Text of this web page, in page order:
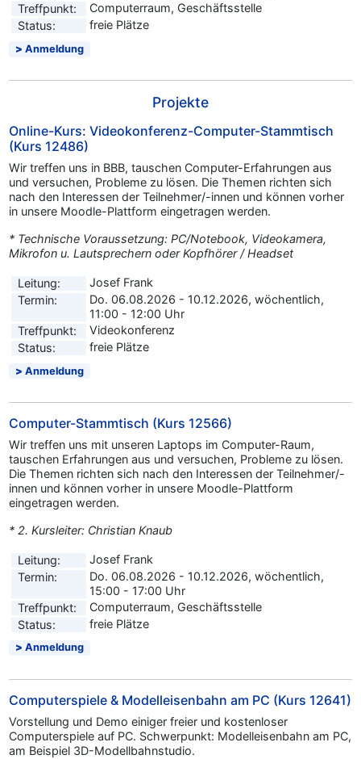
Treffpunkt:
Computerraum, Geschäftsstelle
Status:
freie Plätze
Anmeldung
Projekte
Online-Kurs: Videokonferenz-Computer-Stammtisch
(Kurs 12486)
Wir treffen uns in BBB, tauschen Computer-Erfahrungen aus
und versuchen, Probleme zu lösen. Die Themen richten sich
nach den Interessen der Teilnehmer/-innen und können vorher
in unsere Moodle-Plattform eingetragen werden.
* Technische Voraussetzung: PC/Notebook, Videokamera,
Mikrofon u. Lautsprechern oder Kopfhörer / Headset
Leitung:
Josef Frank
Termin:
Do. 06.08.2026 - 10.12.2026, wöchentlich,
11:00 - 12:00 Uhr
Treffpunkt:
Videokonferenz
Status:
freie Plätze
Anmeldung
Computer-Stammtisch (Kurs 12566)
Wir treffen uns mit unseren Laptops im Computer-Raum,
tauschen Erfahrungen aus und versuchen, Probleme zu lösen.
Die Themen richten sich nach den Interessen der Teilnehmer/-
innen und können vorher in unsere Moodle-Plattform
eingetragen werden.
* 2. Kursleiter: Christian Knaub
Leitung:
Josef Frank
Termin:
Do. 06.08.2026 - 10.12.2026, wöchentlich,
15:00 - 17:00 Uhr
Treffpunkt:
Computerraum, Geschäftsstelle
Status:
freie Plätze
Anmeldung
Computerspiele & Modelleisenbahn am PC (Kurs 12641)
Vorstellung und Demo einiger freier und kostenloser
Computerspiele auf PC. Schwerpunkt: Modelleisenbahn am PC,
am Beispiel 3D-Modellbahnstudio.